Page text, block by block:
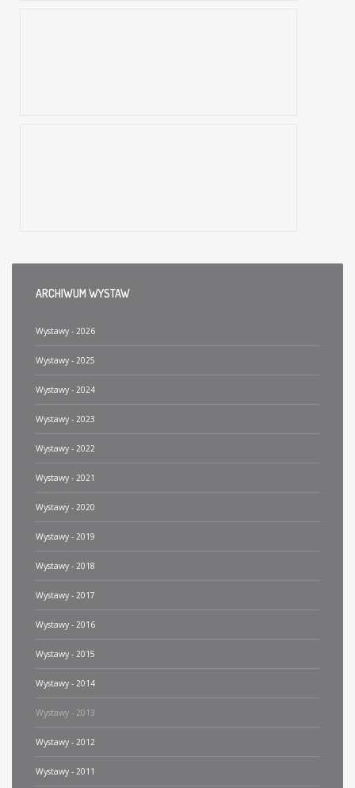
ARCHIWUM WYSTAW
Wystawy - 2026
Wystawy - 2025
Wystawy - 2024
Wystawy - 2023
Wystawy - 2022
Wystawy - 2021
Wystawy - 2020
Wystawy - 2019
Wystawy - 2018
Wystawy - 2017
Wystawy - 2016
Wystawy - 2015
Wystawy - 2014
Wystawy - 2013
Wystawy - 2012
Wystawy - 2011